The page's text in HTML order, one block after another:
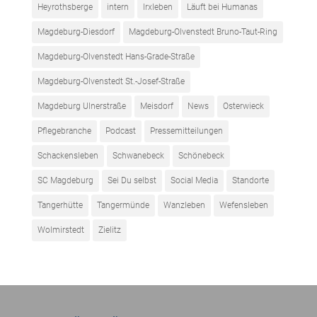
Heyrothsberge intern Irxleben Läuft bei Humanas
Magdeburg-Diesdorf Magdeburg-Olvenstedt Bruno-Taut-Ring
Magdeburg-Olvenstedt Hans-Grade-Straße
Magdeburg-Olvenstedt St.-Josef-Straße
Magdeburg Ulnerstraße Meisdorf News Osterwieck
Pflegebranche Podcast Pressemitteilungen
Schackensleben Schwanebeck Schönebeck
SC Magdeburg Sei Du selbst Social Media Standorte
Tangerhütte Tangermünde Wanzleben Wefensleben
Wolmirstedt Zielitz